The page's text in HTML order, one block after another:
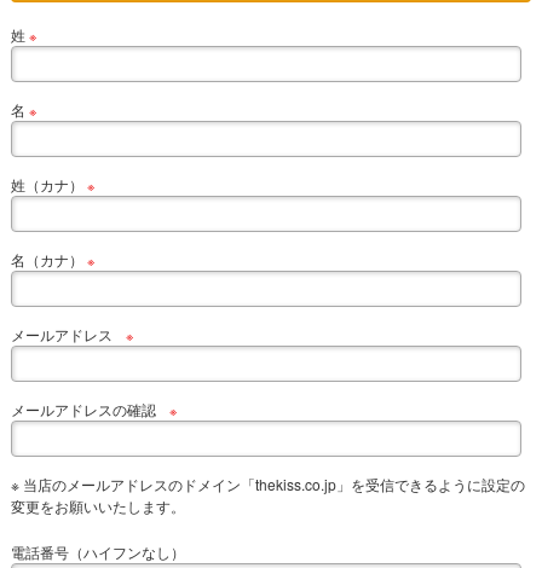
姓 ※
名 ※
姓（カナ） ※
名（カナ） ※
メールアドレス ※
メールアドレスの確認※
※ 当店のメールアドレスのドメイン「thekiss.co.jp」を受信できるように設定の
変更をお願いいたします。
電話番号（ハイフンなし）